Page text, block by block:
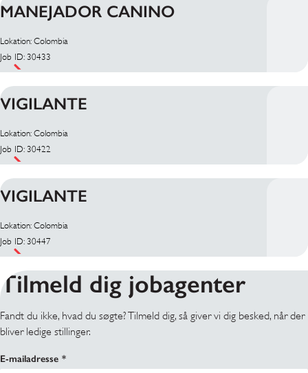
MANEJADOR CANINO
Lokation: Colombia
Job ID: 30433
VIGILANTE
Lokation: Colombia
Job ID: 30422
VIGILANTE
Lokation: Colombia
Job ID: 30447
Tilmeld dig jobagenter
Fandt du ikke, hvad du søgte? Tilmeld dig, så giver vi dig besked, når der
bliver ledige stillinger.
E-mailadresse